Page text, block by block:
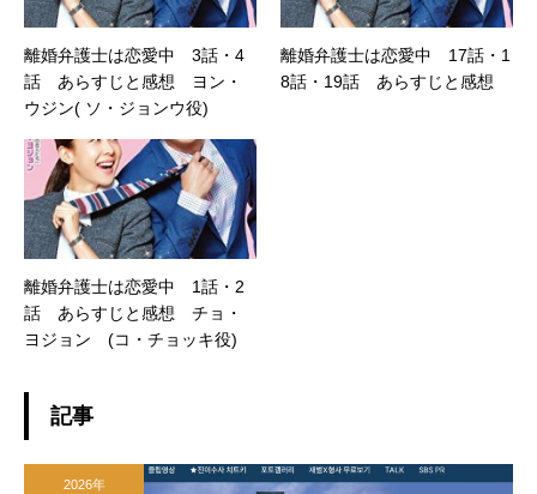
離婚弁護士は恋愛中 3話・4
話 あらすじと感想 ヨン・
ウジン( ソ・ジョンウ役)
離婚弁護士は恋愛中 17話・1
8話・19話 あらすじと感想
離婚弁護士は恋愛中 1話・2
話 あらすじと感想 チョ・
ヨジョン (コ・チョッキ役)
記事
2026年